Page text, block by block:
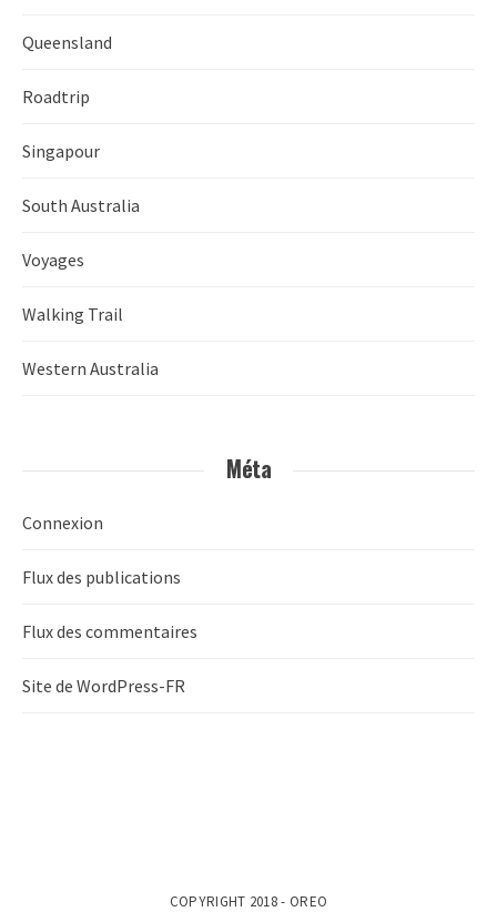
Queensland
Roadtrip
Singapour
South Australia
Voyages
Walking Trail
Western Australia
Méta
Connexion
Flux des publications
Flux des commentaires
Site de WordPress-FR
COPYRIGHT 2018 - OREO